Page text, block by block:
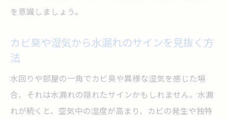
水漏れによる二次被害を防ぐ確認ポイント
点
市販テープで水漏れを応急処置する方法
水漏れテープを使った応急処置の基本手順
を意識しましょう。
カビ臭や湿気から水漏れのサインを見抜く方
法
水回りや部屋の一角でカビ臭や異様な湿気を感じた場
合、それは水漏れの隠れたサインかもしれません。水漏
れが続くと、空気中の湿度が高まり、カビの発生や独特